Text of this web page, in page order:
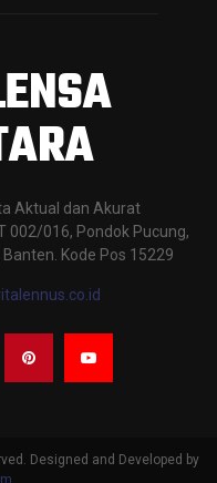
Aktual dan Akurat
002/016, Pondok Pucung,
Kode Pos 15229
Designed and Developed by